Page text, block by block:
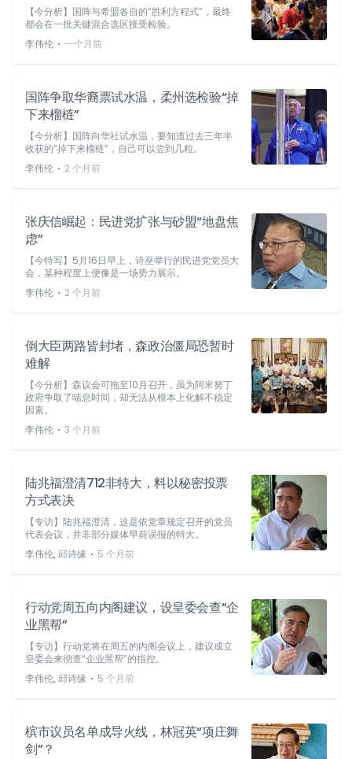
【今分析】国阵与希盟各自的“胜利方程式”，最终
都会在一批关键混合选区接受检验。
李伟伦 ⋅ 一个月前
国阵争取华裔票试水温，柔州选检验“掉
下来榴梿”
【今分析】国阵向华社试水温，要知道过去三年半
收获的“掉下来榴梿”，自己可以尝到几粒。
李伟伦 ⋅ 2 个月前
张庆信崛起：民进党扩张与砂盟“地盘焦
虑”
【今特写】5月16日早上，诗巫举行的民进党党员大
会，某种程度上便像是一场势力展示。
李伟伦 ⋅ 2 个月前
倒大臣两路皆封堵，森政治僵局恐暂时
难解
【今分析】森议会可拖至10月召开，虽为阿米努丁
政府争取了喘息时间，却无法从根本上化解不稳定
因素。
李伟伦 ⋅ 3 个月前
陆兆福澄清712非特大，料以秘密投票
方式表决
【专访】陆兆福澄清，这是依党章规定召开的党员
代表会议，并非部分媒体早前误报的特大。
李伟伦, 邱诗缘 ⋅ 5 个月前
行动党周五向内阁建议，设皇委会查“企
业黑帮”
【专访】行动党将在周五的内阁会议上，建议成立
皇委会来彻查“企业黑帮”的指控。
李伟伦, 邱诗缘 ⋅ 5 个月前
槟市议员名单成导火线，林冠英“项庄舞
剑”？